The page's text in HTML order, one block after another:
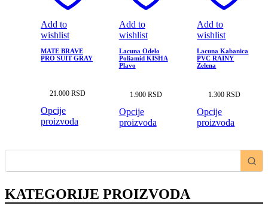
Add to
wishlist
MATE BRAVE
PRO SUIT GRAY
21.000RSD
Opcije
proizvoda
Add to
wishlist
Lacuna Odelo
Poliamid KISHA
Plavo
1.900RSD
Opcije
proizvoda
Add to
wishlist
Lacuna Kabanica
PVC RAINY
Zelena
1.300 RSD
Opcije
proizvoda
KATEGORIJE PROIZVODA